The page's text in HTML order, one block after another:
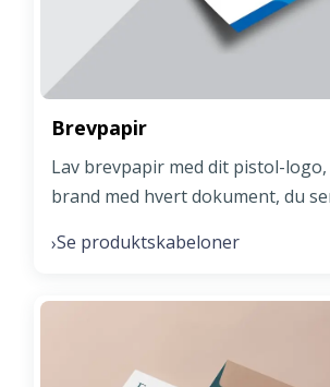
Brevpapir
Lav brevpapir med dit pistol-
brand med hvert dokument, du
›Se produktskabeloner